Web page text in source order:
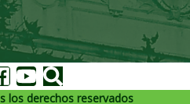
los derechos reservados